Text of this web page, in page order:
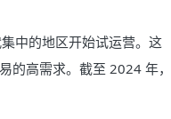
中的地区开始试运营。这
的高需求。截至 2024 年，